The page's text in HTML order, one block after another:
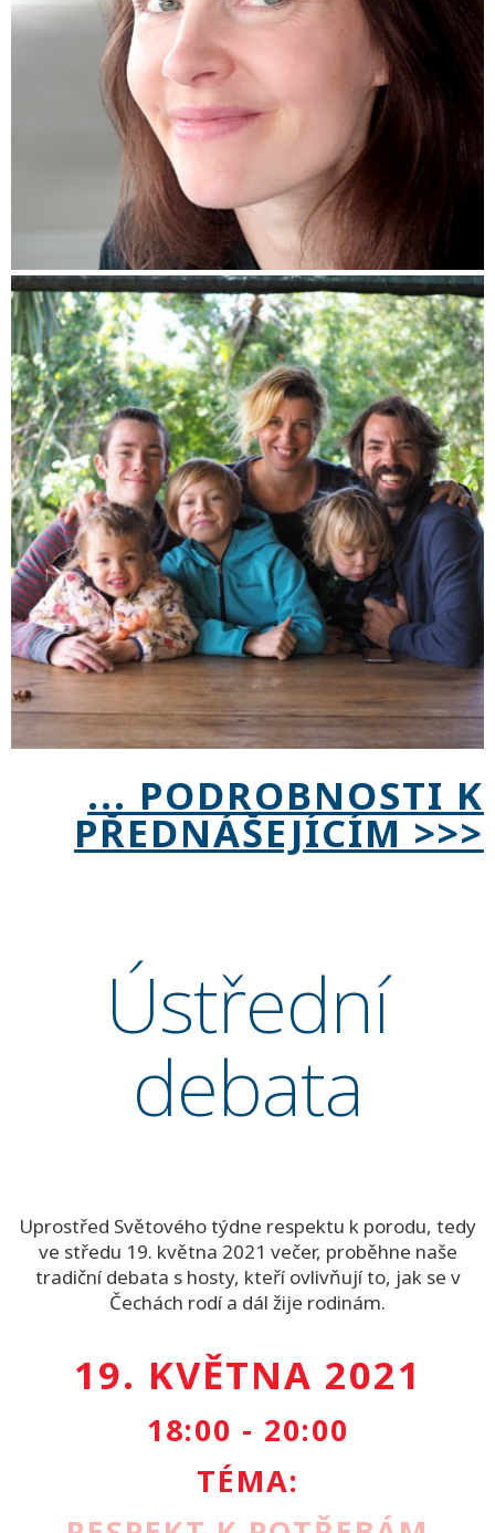
(Pokračování textu…)
Tereza Rychtaříková- cestovatelk a adobrovolnice
(Pokračování textu…)
... PODROBNOSTI K
PŘEDNÁŠEJÍCÍM >>>
Ústřední
debata
Uprostřed Světového týdne respektu k porodu, tedy
ve středu 19. května 2021 večer, proběhne naše
tradiční debata s hosty, kteří ovlivňují to, jak se v
Čechách rodí a dál žije rodinám.
19. KVĚTNA 2021
18:00 - 20:00
TÉMA: